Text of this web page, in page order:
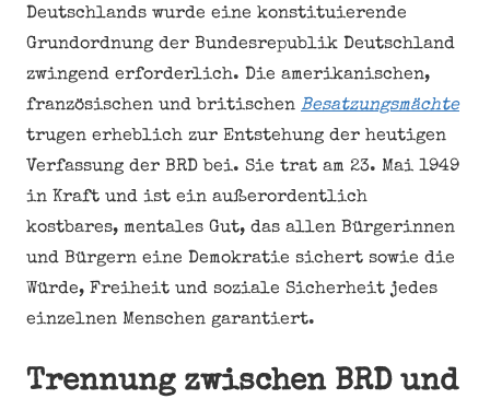
Deutschlands wurde eine konstituierende
Grundordnung der Bundesrepublik Deutschland
zwingend erforderlich. Die amerikanischen,
französischen und britischen Besatzungsmächte
trugen erheblich zur Entstehung der heutigen
Verfassung der BRD bei. Sie trat am 23. Mai 1949
in Kraft und ist ein außerordentlich
kostbares, mentales Gut, das allen Bürgerinnen
und Bürgern eine Demokratie sichert sowie die
Würde, Freiheit und soziale Sicherheit jedes
einzelnen Menschen garantiert.
Trennung zwischen BRD und